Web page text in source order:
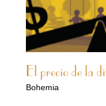
El precio de la
Bohemia